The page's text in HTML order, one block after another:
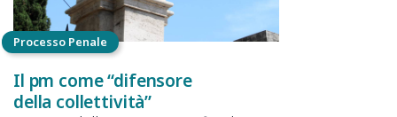
Processo Penale
Il pm come “difensore
della collettività”